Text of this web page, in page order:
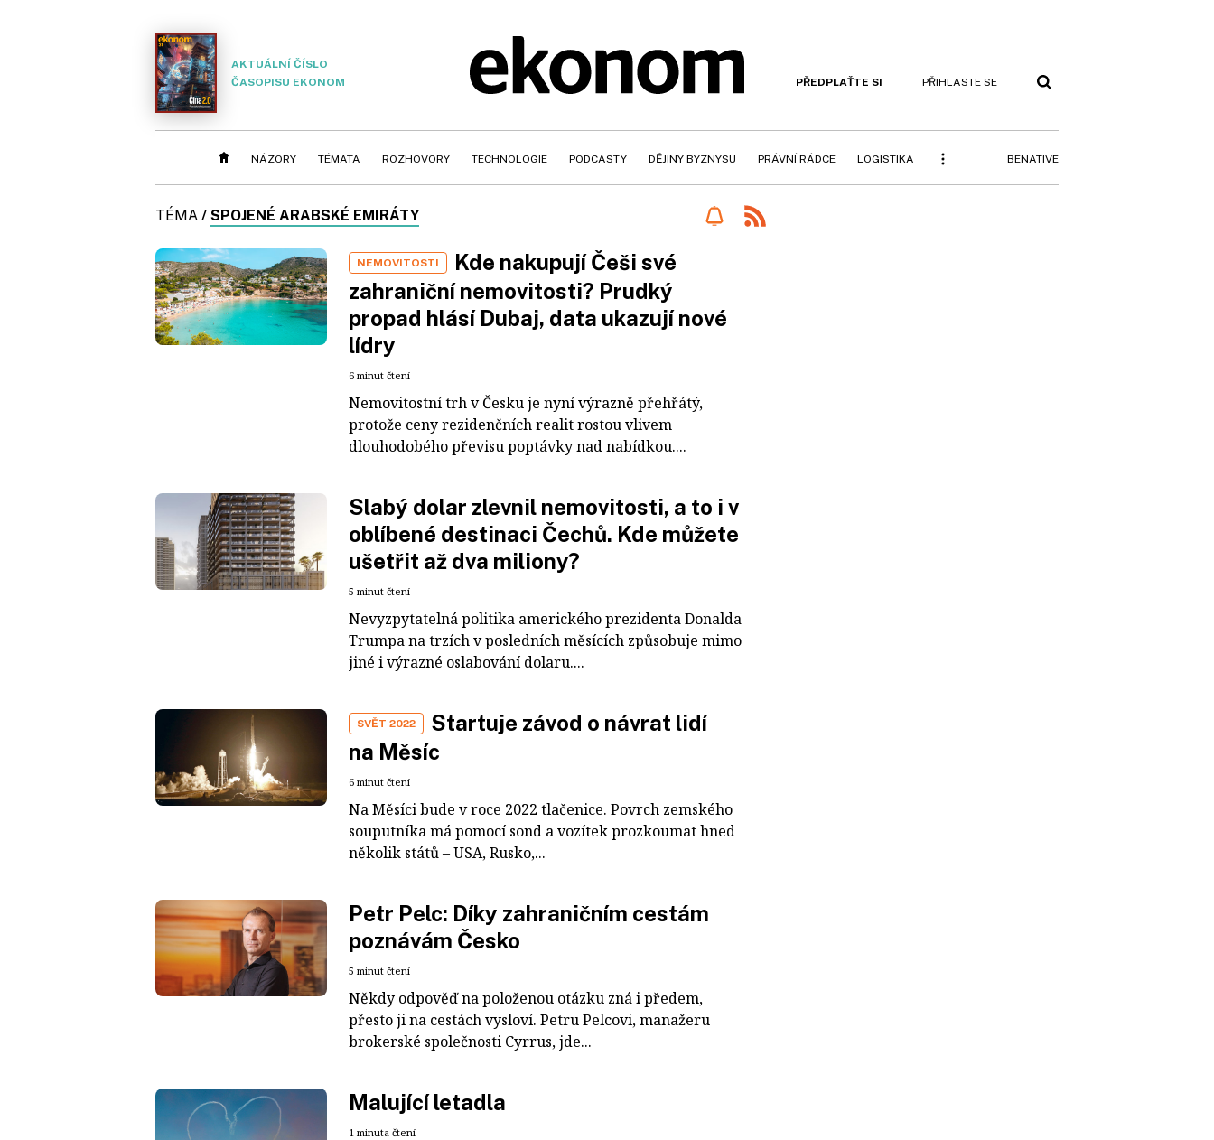
AKTUÁLNÍ ČÍSLO
ČASOPISU EKONOM
PŘEDPLAŤTE SI PŘIHLASTE SE
NÁZORY TÉMATA ROZHOVORY TECHNOLOGIE PODCASTY DĚJINY BYZNYSU PRÁVNÍ RÁDCE LOGISTIKA BENATIVE
TÉMA / SPOJENÉ ARABSKÉ EMIRÁTY
NEMOVITOSTI
Kde nakupují Češi své
zahraniční nemovitosti? Prudký
propad hlásí Dubaj, data ukazují nové
lídry
6 minut čtení
Nemovitostní trh v Česku je nyní výrazně přehřátý,
protože ceny rezidenčních realit rostou vlivem
dlouhodobého převisu poptávky nad nabídkou....
Slabý dolar zlevnil nemovitosti, a to i v
oblíbené destinaci Čechů. Kde můžete
ušetřit až dva miliony?
5 minut čtení
Nevyzpytatelná politika amerického prezidenta Donalda
Trumpa na trzích v posledních měsících způsobuje mimo
jiné i výrazné oslabování dolaru....
SVĚT 2022
Startuje závod o návrat lidí
na Měsíc
6 minut čtení
Na Měsíci bude v roce 2022 tlačenice. Povrch zemského
souputníka má pomocí sond a vozítek prozkoumat hned
několik států – USA, Rusko,...
Petr Pelc: Díky zahraničním cestám
poznávám Česko
5 minut čtení
Někdy odpověď na položenou otázku zná i předem,
přesto ji na cestách vysloví. Petru Pelcovi, manažeru
brokerské společnosti Cyrrus, jde...
Malující letadla
1 minuta čtení